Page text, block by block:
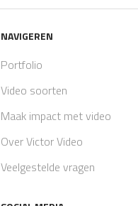
NAVIGEREN
Portfolio
Video soorten
Maak impact met video
Over Victor Video
Veelgestelde vragen